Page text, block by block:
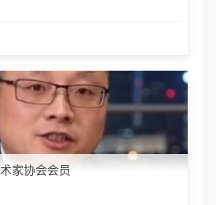
家协会会员